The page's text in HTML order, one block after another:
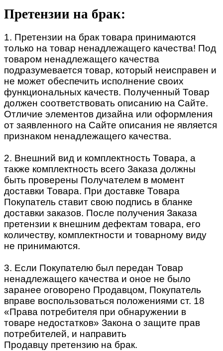
Претензии на брак:
1. Претензии на брак товара принимаются
только на товар ненадлежащего качества! Под
товаром ненадлежащего качества
подразумевается товар, который неисправен и
не может обеспечить исполнение своих
функциональных качеств. Полученный Товар
должен соответствовать описанию на Сайте.
Отличие элементов дизайна или оформления
от заявленного на Сайте описания не является
признаком ненадлежащего качества.
2. Внешний вид и комплектность Товара, а
также комплектность всего Заказа должны
быть проверены Получателем в момент
доставки Товара. При доставке Товара
Покупатель ставит свою подпись в бланке
доставки заказов. После получения Заказа
претензии к внешним дефектам товара, его
количеству, комплектности и товарному виду
не принимаются.
3. Если Покупателю был передан Товар
ненадлежащего качества и оное не было
заранее оговорено Продавцом, Покупатель
вправе воспользоваться положениями ст. 18
«Права потребителя при обнаружении в
товаре недостатков» Закона о защите прав
потребителей, и направить
Продавцу претензию на брак.